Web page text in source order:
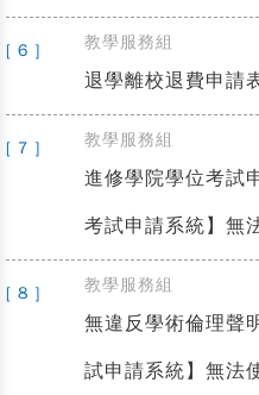
[ 6 ] 教學服務組
退學離校退費申請
[ 7 ] 教學服務組
進修學院學位考試
考試申請系統】無
[ 8 ] 教學服務組
無違反學術倫理聲
試申請系統】無法